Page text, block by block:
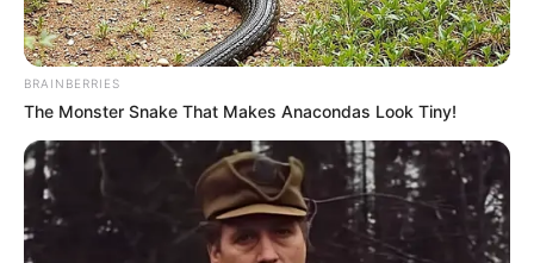
BRAINBERRIES
The Monster Snake That Makes Anacondas Look Tiny!